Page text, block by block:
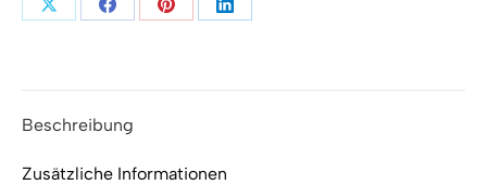
Teilen Teilen Teilen Teilen
Beschreibung
Zusätzliche Informationen